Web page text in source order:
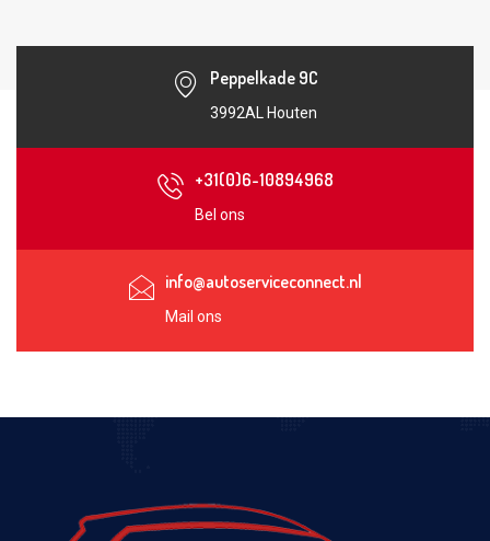
Peppelkade 9C
3992AL Houten
+31(0)6-10894968
Bel ons
info@autoserviceconnect.nl
Mail ons